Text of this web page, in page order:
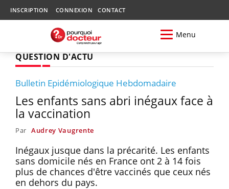
INSCRIPTION CONNEXION CONTACT
Menu
QUESTION D'ACTU
Bulletin Epidémiologique Hebdomadaire
Les enfants sans abri inégaux face à
la vaccination
Par Audrey Vaugrente
Inégaux jusque dans la précarité. Les enfants
sans domicile nés en France ont 2 à 14 fois
plus de chances d'être vaccinés que ceux nés
en dehors du pays.